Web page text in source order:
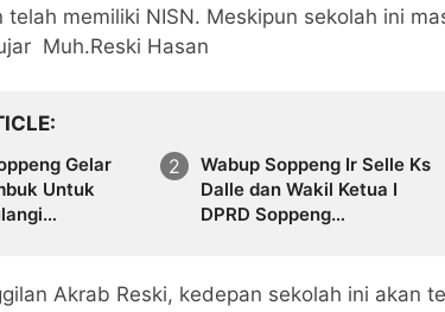
telah memiliki NISN. Meskipun sekolah ini
Muh.Reski Hasan
Gelar
Untuk
Wabup Soppeng Ir Selle Ks
Dalle dan Wakil Ketua I
DPRD Soppeng
Marioriawa
Akrab Reski, kedepan sekolah ini akan